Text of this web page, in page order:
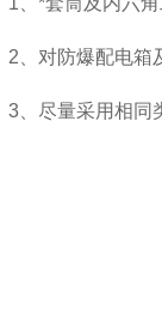
2、对防爆配电箱
3、尽量采用相同